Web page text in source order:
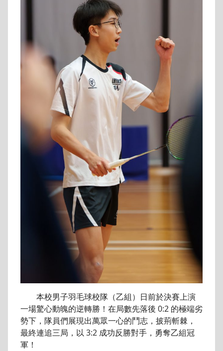
本校男子羽毛球校隊（乙組）日前於決賽上演
一場驚心動魄的逆轉勝！在局數先落後 0:2 的極端劣
勢下，隊員們展現出萬眾一心的鬥志，披荊斬棘，
最終連追三局，以 3:2 成功反勝對手，勇奪乙組冠
軍！